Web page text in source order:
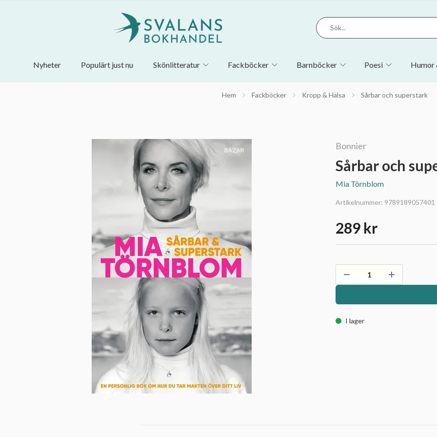
Nyheter Populärt just nu Skönlitteratur Fackböcker Barnböcker Poesi Humor
Hem Fackböcker Kropp & Hälsa Sårbar och superstark
Bonnier
Sårbar och
Mia Törnblom
Artikelnummer: 9789189057401
289 kr
I lager